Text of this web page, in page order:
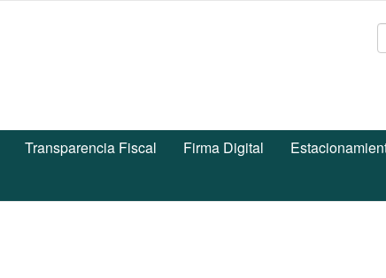
Transparencia Fiscal Firma Digital